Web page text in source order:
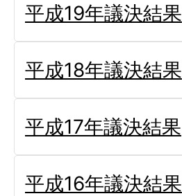
平成19年議決結果
平成18年議決結果
平成17年議決結果
平成16年議決結果